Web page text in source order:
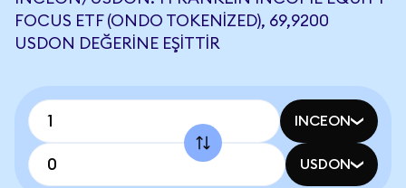
FOCUS ETF (ONDO TOKENIZED), 69,9200
USDON DEĞERINE EŞITTIR
INCEON
USDON